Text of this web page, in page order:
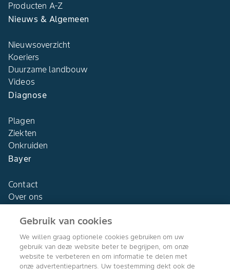
Producten A-Z
Nieuws & Algemeen
Nieuwsoverzicht
Koeriers
Duurzame landbouw
Videos
Diagnose
Plagen
Ziekten
Onkruiden
Bayer
Contact
Over ons
Agro Bayer
Nederland
Gebruik van cookies
We willen graag optionele cookies gebruiken om uw
gebruik van deze website beter te begrijpen, om onze
website te verbeteren en om informatie te delen met
onze advertentiepartners. Uw toestemming dekt ook de